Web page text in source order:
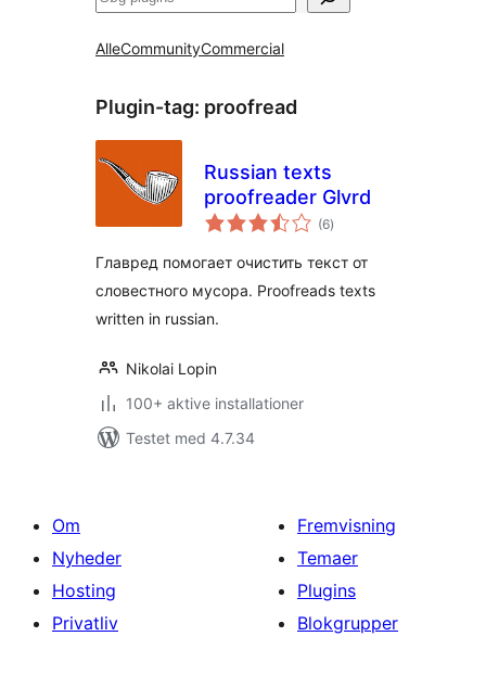
AlleCommunityCommercial
Plugin-tag: proofread
Russian texts
proofreader Glvrd
(6totale
bedømmelser
)
Главред помогает очистить текст от
словестного мусора. Proofreads texts
written in russian.
Nikolai Lopin
100+ aktive installationer
Testet med 4.7.34
Om
Nyheder
Hosting
Privatliv
Fremvisning
Temaer
Plugins
Blokgrupper